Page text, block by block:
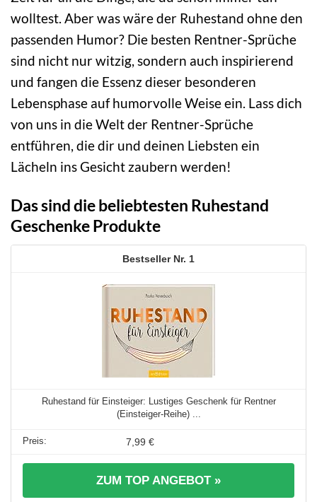
wolltest. Aber was wäre der Ruhestand ohne den
passenden Humor? Die besten Rentner-Sprüche
sind nicht nur witzig, sondern auch inspirierend
und fangen die Essenz dieser besonderen
Lebensphase auf humorvolle Weise ein. Lass dich
von uns in die Welt der Rentner-Sprüche
entführen, die dir und deinen Liebsten ein
Lächeln ins Gesicht zaubern werden!
Das sind die beliebtesten Ruhestand
Geschenke Produkte
1
Ruhestand für Einsteiger: Lustiges Geschenk für Rentner
(Einsteiger-Reihe) ...
7,99 €
ZUM TOP ANGEBOT »